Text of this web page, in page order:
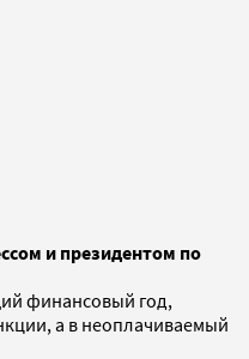
и президентом по
финансовый год,
а в неоплачиваемый